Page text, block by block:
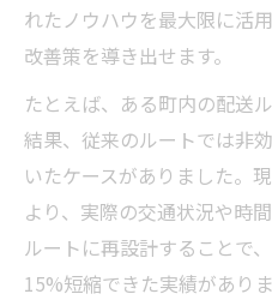
れたノウハウを最大限に活
改善策を導き出せます。
たとえば、ある町内の配送
結果、従来のルートでは非
いたケースがありました。
より、実際の交通状況や時
ルートに再設計することで
15%短縮できた実績があり